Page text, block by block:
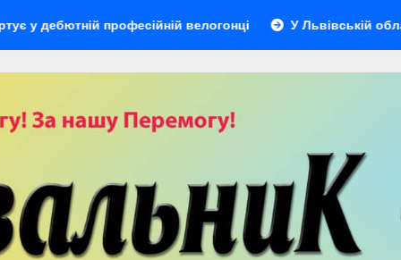
професійній велогонці У Львівській області